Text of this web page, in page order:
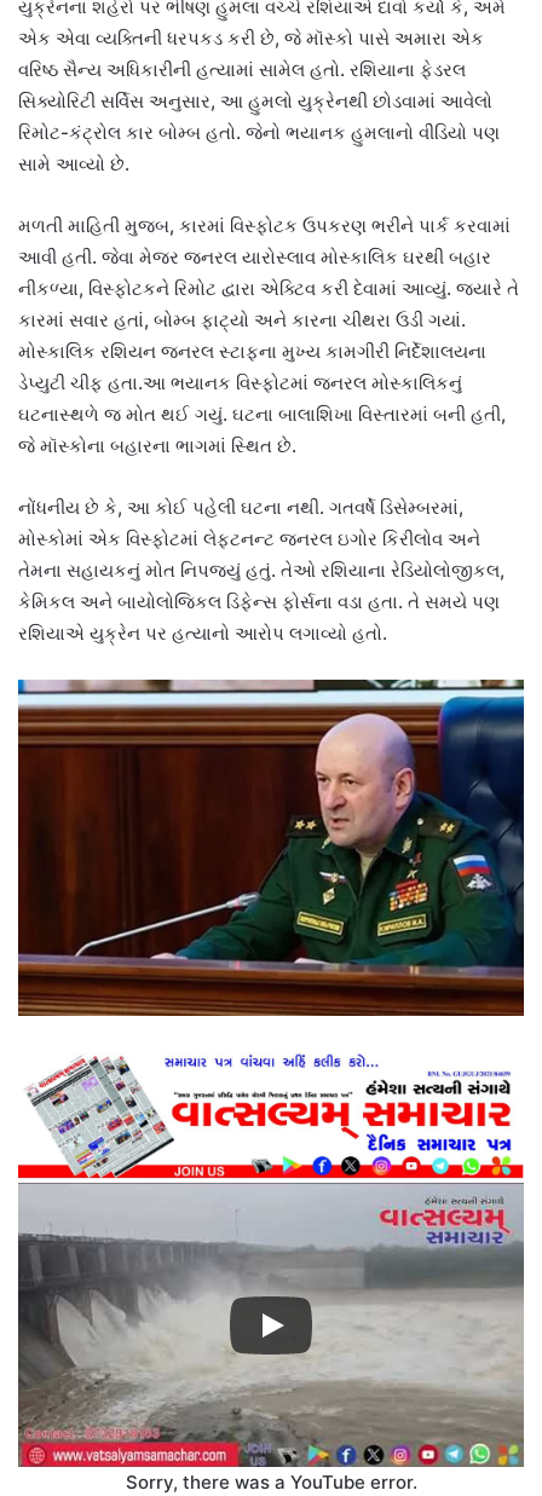
યુક્રેનના શહેરો પર ભીષણ હુમલા વચ્ચે રશિયાએ દાવો કર્યો કે, અમે
એક એવા વ્યક્તિની ધરપકડ કરી છે, જે મૉસ્કો પાસે અમારા એક
વરિષ્ઠ સૈન્ય અધિકારીની હત્યામાં સામેલ હતો. રશિયાના ફેડરલ
સિક્યોરિટી સર્વિસ અનુસાર, આ હુમલો યુક્રેનથી છોડવામાં આવેલો
રિમોટ-કંટ્રોલ કાર બોમ્બ હતો. જેનો ભયાનક હુમલાનો વીડિયો પણ
સામે આવ્યો છે.
મળતી માહિતી મુજબ, કારમાં વિસ્ફોટક ઉપકરણ ભરીને પાર્ક કરવામાં
આવી હતી. જેવા મેજર જનરલ યારોસ્લાવ મોસ્કાલિક ઘરથી બહાર
નીકળ્યા, વિસ્ફોટકને રિમોટ દ્વારા એક્ટિવ કરી દેવામાં આવ્યું. જ્યારે તે
કારમાં સવાર હતાં, બોમ્બ ફાટ્યો અને કારના ચીથરા ઉડી ગયાં.
મોસ્કાલિક રશિયન જનરલ સ્ટાફના મુખ્ય કામગીરી નિર્દેશાલયના
ડેપ્યુટી ચીફ હતા.આ ભયાનક વિસ્ફોટમાં જનરલ મોસ્કાલિકનું
ઘટનાસ્થળે જ મોત થઈ ગયું. ઘટના બાલાશિખા વિસ્તારમાં બની હતી,
જે મૉસ્કોના બહારના ભાગમાં સ્થિત છે.
નોંધનીય છે કે, આ કોઈ પહેલી ઘટના નથી. ગતવર્ષે ડિસેમ્બરમાં,
મોસ્કોમાં એક વિસ્ફોટમાં લેફ્ટનન્ટ જનરલ ઇગોર કિરીલોવ અને
તેમના સહાયકનું મોત નિપજ્યું હતું. તેઓ રશિયાના રેડિયોલોજીકલ,
કેમિકલ અને બાયોલોજિકલ ડિફેન્સ ફોર્સના વડા હતા. તે સમયે પણ
રશિયાએ યુક્રેન પર હત્યાનો આરોપ લગાવ્યો હતો.
Sorry, there was a YouTube error.